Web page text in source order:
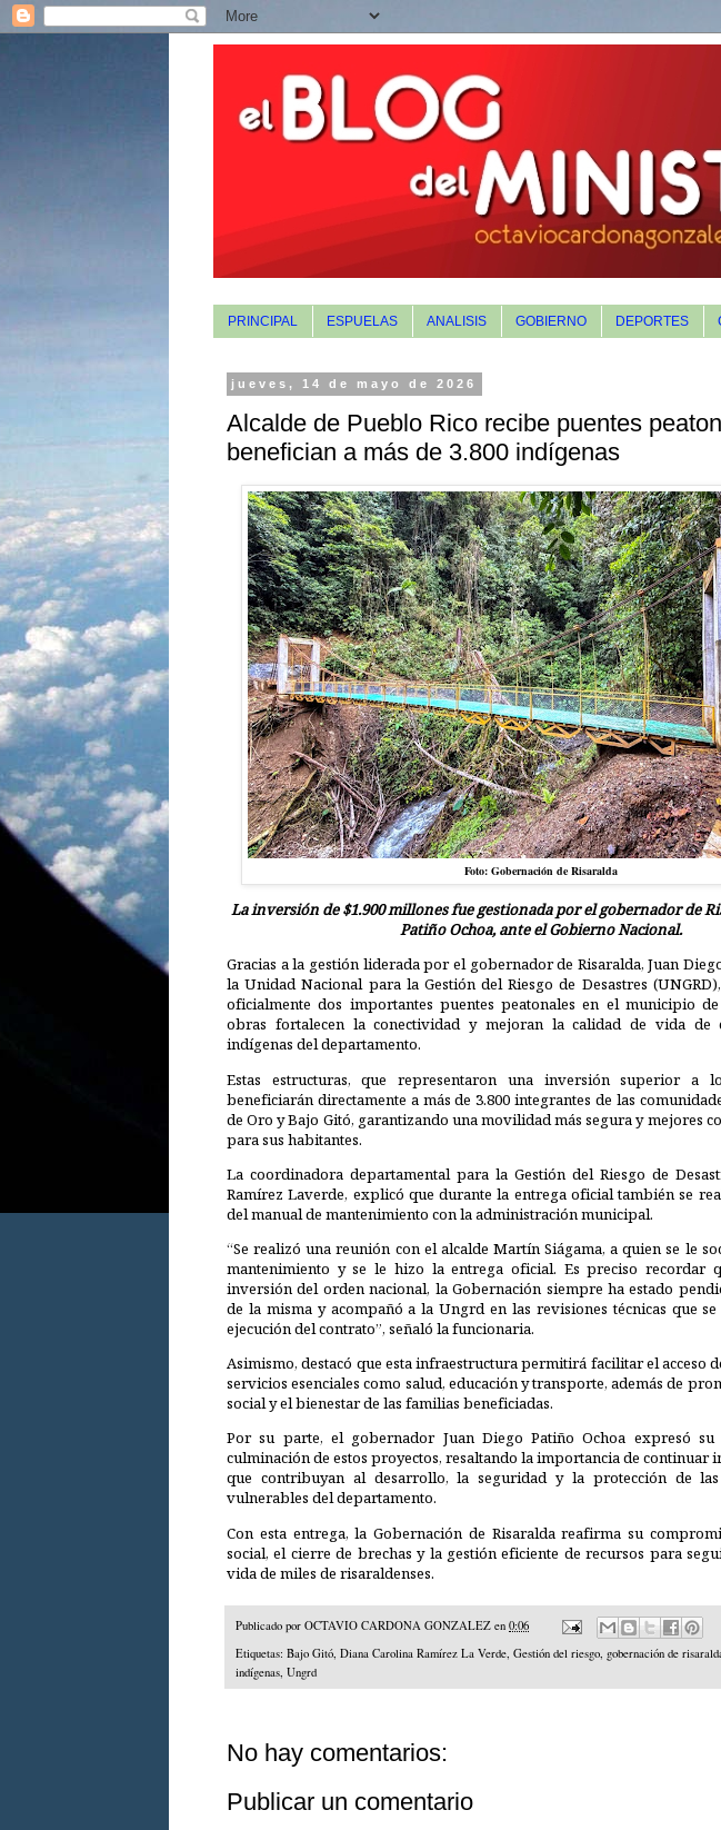
PRINCIPAL ESPUELAS ANALISIS GOBIERNO DEPORTES
jueves, 14 de mayo de 2026
Alcalde de Pueblo Rico recibe puentes
benefician a más de 3.800 indígenas
Foto: Gobernación de Risaralda
La inversión de $1.900 millones fue gestionada por el gobernador de
Patiño Ochoa, ante el Gobierno Nacional.
Gracias a la gestión liderada por el gobernador de Risaralda, Juan
la Unidad Nacional para la Gestión del Riesgo de Desastres
oficialmente dos importantes puentes peatonales en el municipio de
obras fortalecen la conectividad y mejoran la calidad de vida de
indígenas del departamento.
Estas estructuras, que representaron una inversión superior a
beneficiarán directamente a más de 3.800 integrantes de las
de Oro y Bajo Gitó, garantizando una movilidad más segura y mejores
para sus habitantes.
La coordinadora departamental para la Gestión del Riesgo de
Ramírez Laverde, explicó que durante la entrega oficial también se
del manual de mantenimiento con la administración municipal.
“Se realizó una reunión con el alcalde Martín Siágama, a quien se le
mantenimiento y se le hizo la entrega oficial. Es preciso recordar
inversión del orden nacional, la Gobernación siempre ha estado
de la misma y acompañó a la Ungrd en las revisiones técnicas que
ejecución del contrato”, señaló la funcionaria.
Asimismo, destacó que esta infraestructura permitirá facilitar el acceso
servicios esenciales como salud, educación y transporte, además de
social y el bienestar de las familias beneficiadas.
Por su parte, el gobernador Juan Diego Patiño Ochoa expresó
culminación de estos proyectos, resaltando la importancia de continuar
que contribuyan al desarrollo, la seguridad y la protección de las
vulnerables del departamento.
Con esta entrega, la Gobernación de Risaralda reafirma su
social, el cierre de brechas y la gestión eficiente de recursos para
vida de miles de risaraldenses.
Publicado por OCTAVIO CARDONA GONZALEZ en 0:06
Etiquetas: Bajo Gitó, Diana Carolina Ramírez La Verde, Gestión del riesgo, gobernación de
indígenas, Ungrd
No hay comentarios:
Publicar un comentario